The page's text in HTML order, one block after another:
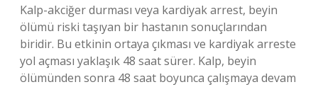
Kalp-akciğer durması veya kardiyak arrest, beyin
ölümü riski taşıyan bir hastanın sonuçlarından
biridir. Bu etkinin ortaya çıkması ve kardiyak arreste
yol açması yaklaşık 48 saat sürer. Kalp, beyin
ölümünden sonra 48 saat boyunca çalışmaya devam